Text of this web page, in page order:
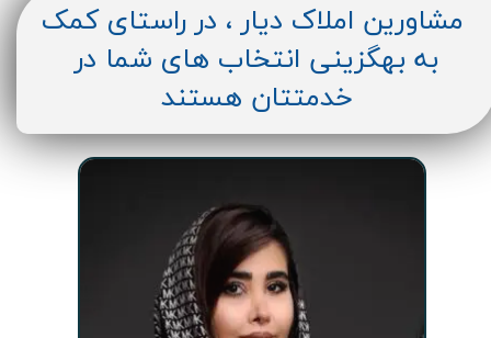
مشاورین املاک دیار ، در راستای کمک
به بهگزینی انتخاب های شما در
خدمتتان هستند